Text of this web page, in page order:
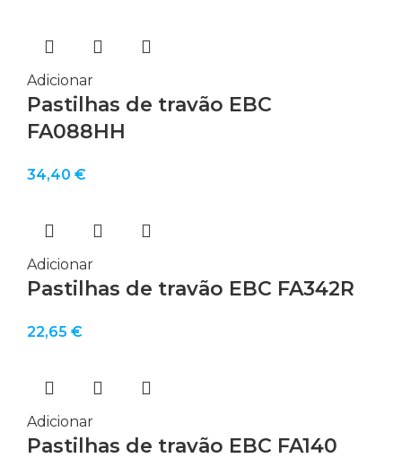
Adicionar
Pastilhas de travão EBC
FA088HH
34,40 €
Adicionar
Pastilhas de travão EBC FA342R
22,65 €
Adicionar
Pastilhas de travão EBC FA140